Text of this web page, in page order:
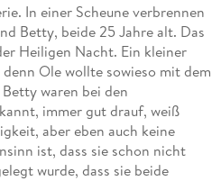
In einer Scheune verbrennen
Betty, beide 25 Jahre alt. Das
Heiligen Nacht. Ein kleiner
Ole wollte sowieso mit dem
waren bei den
immer gut drauf, weiß
aber eben auch keine
ist, dass sie schon nicht
wurde, dass sie beide